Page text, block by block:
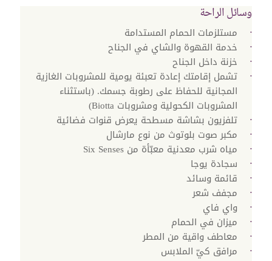
وسائل الراحة
مستلزمات الحمام المستدامة
خدمة القهوة والشاي في الجناح
خزنة داخل الجناح
تشمل إقامتك إعادة تعبئة يومية للمشروبات الغازية
المجانية للحفاظ على رطوبة جسمك. (باستثناء
المشروبات الكحولية ومشروبات Biotta)
تلفزيون بشاشة مسطحة يعرض قنوات فضائية
مكبر صوت بلوتوث من نوع مارشال
مياه شرب معدنية معبّأة من Six Senses
سجادة يوجا
قائمة وسائد
مجفف شعر
واي فاي
ميزان في الحمام
معاطف واقية من المطر
مرافق كيّ الملابس